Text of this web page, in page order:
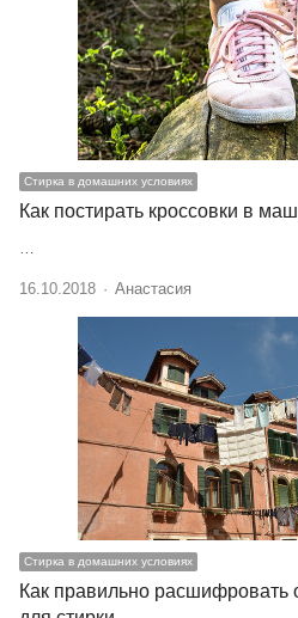
Стирка в домашних условиях
Как постирать кроссовки в
…
16.10.2018 Author
Анастасия
Стирка в домашних условиях
Как правильно расшифровать